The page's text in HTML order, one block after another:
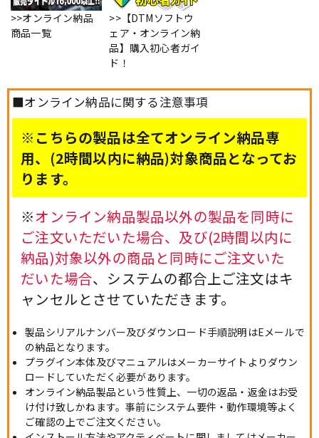
>>オンライン納品
商品一覧
>>【DTMソフトウ
ェア・オンライン納
品】購入初心者ガイ
ド！
■オンライン納品に関する注意事項
※こちらの製品は全てオンライン納品専
用、(2時間以内に納品)対象商品となってお
ります。
※オンライン納品製品以外の製品を同時に
ご注文いただいた場合、及び(2時間以内に
納品)対象以外の商品と同時にご注文いた
だいた場合、システムの都合上ご注文はキ
ャンセルとさせていただきます。
製品シリアルナンバー及びダウンロード手順説明はEメールで
の納品となります。
プラグイン本体及びマニュアルはメーカーサイトよりダウン
ロードしていただく必要があります。
オンライン納品製品という性質上、一切の返品・返金はお受
け付け致しかねます。事前にシステム要件・動作環境等よく
ご確認の上でご注文ください。